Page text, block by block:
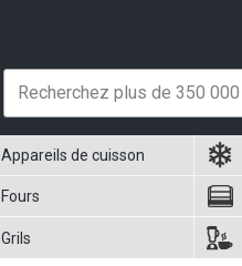
Appareils de cuisson
Fours
Grils